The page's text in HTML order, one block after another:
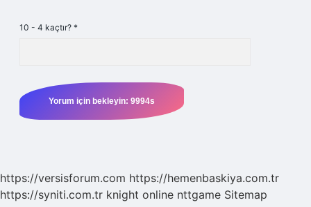
10 - 4 kaçtır? *
https://versisforum.com https://hemenbaskiya.com.tr
https://syniti.com.tr knight online nttgame Sitemap